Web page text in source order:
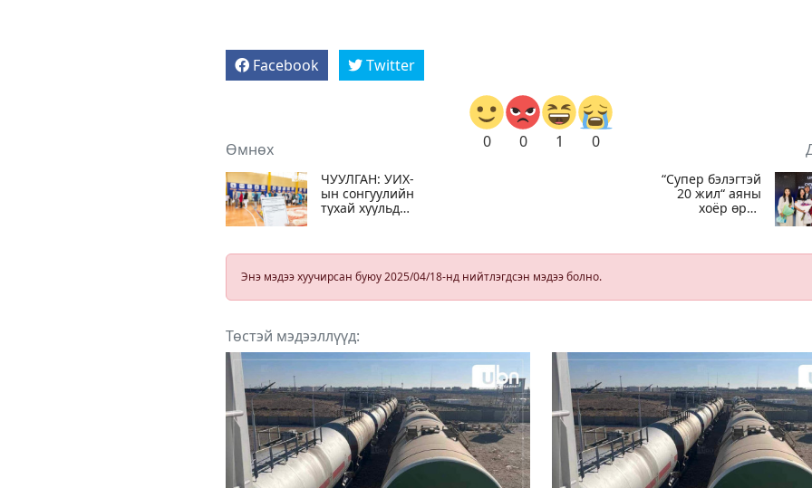
Facebook Twitter
0 0 1 0
Өмнөх
ЧУУЛГАН: УИХ-
ын сонгуулийн
тухай хуульд
хуулийн
эцэслэн
“Супер бэлэгтэй
20 жил“ аяны
хоёр өрөө
төрсөн өдрөөр
Энэ мэдээ хуучирсан буюу 2025/04/18-нд нийтлэгдсэн мэдээ болно.
Төстэй мэдээллүүд: